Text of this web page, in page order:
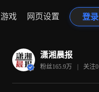
游戏 网页设置 登录
潇湘晨报
粉丝165.9万 | 关注0